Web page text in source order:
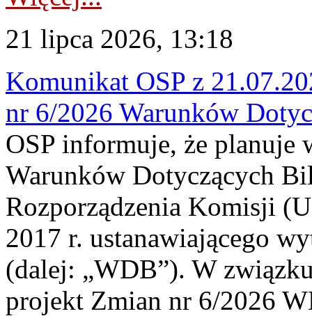
21 lipca 2026, 13:18
Komunikat OSP z
nr 6/2026 Warunków
OSP informuje, że planuje
Warunków Dotyczących
Rozporządzenia Komisji
2017 r. ustanawiającego
(dalej: „WDB”). W
projekt Zmian nr 6/2026